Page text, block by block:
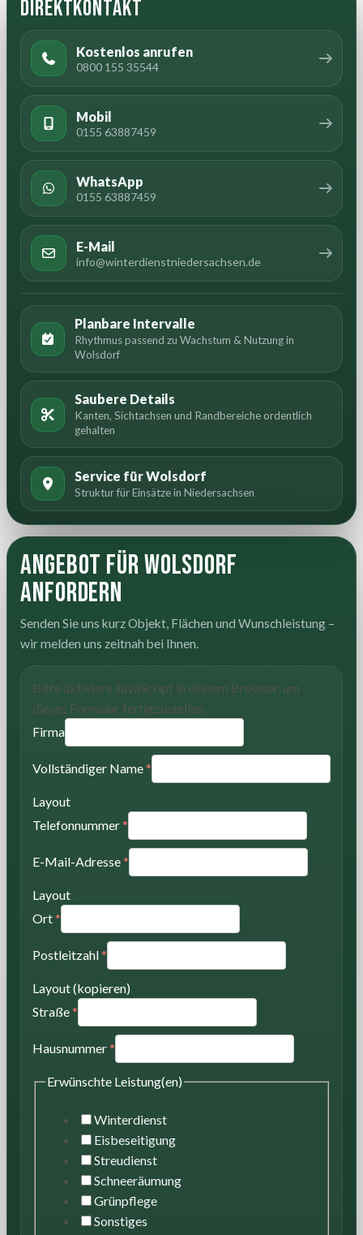
Direktkontakt
Kostenlos anrufen
0800 155 35544
Mobil
0155 63887459
WhatsApp
0155 63887459
E-Mail
info@winterdienstniedersachsen.de
Planbare Intervalle
Rhythmus passend zu Wachstum & Nutzung in
Wolsdorf
Saubere Details
Kanten, Sichtachsen und Randbereiche ordentlich
gehalten
Service für Wolsdorf
Struktur für Einsätze in Niedersachsen
Angebot für Wolsdorf
anfordern
Senden Sie uns kurz Objekt, Flächen und Wunschleistung –
wir melden uns zeitnah bei Ihnen.
Bitte aktiviere JavaScript in deinem Browser, um
dieses Formular fertigzustellen.
Firma
Vollständiger Name*
Layout
Telefonnummer*
E-Mail-Adresse*
Layout
Ort*
Postleitzahl*
Layout (kopieren)
Straße*
Hausnummer*
Erwünschte Leistung(en)
Winterdienst
Eisbeseitigung
Streudienst
Schneeräumung
Grünpflege
Sonstiges